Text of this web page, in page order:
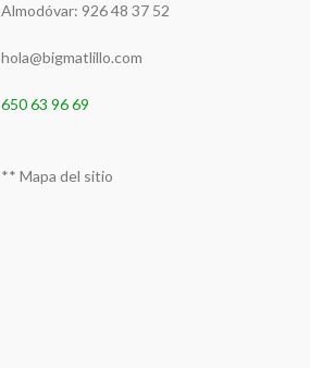
Almodóvar: 926 48 37 52
hola@bigmatlillo.com
650 63 96 69
**Mapa del sitio